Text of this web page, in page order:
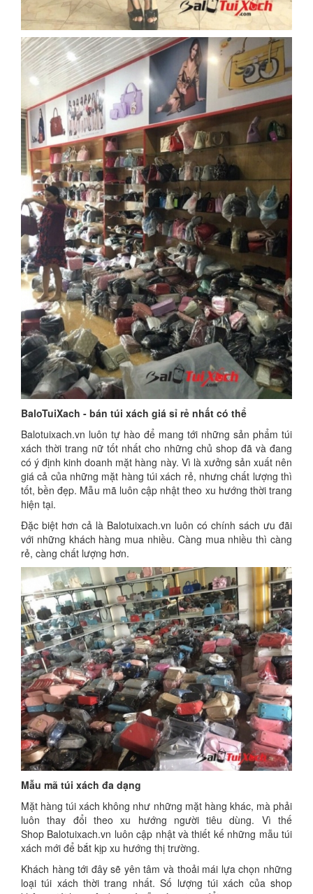
BaloTuiXach - bán túi xách giá sỉ rẻ nhất có thể
Balotuixach.vn luôn tự hào để mang tới những sản phẩm túi
xách thời trang nữ tốt nhất cho những chủ shop đã và đang
có ý định kinh doanh mặt hàng này. Vì là xưởng sản xuất nên
giá cả của những mặt hàng túi xách rẻ, nhưng chất lượng thì
tốt, bền đẹp. Mẫu mã luôn cập nhật theo xu hướng thời trang
hiện tại.
Đặc biệt hơn cả là Balotuixach.vn luôn có chính sách ưu đãi
với những khách hàng mua nhiều. Càng mua nhiều thì càng
rẻ, càng chất lượng hơn.
Mẫu mã túi xách đa dạng
Mặt hàng túi xách không như những mặt hàng khác, mà phải
luôn thay đổi theo xu hướng người tiêu dùng. Vì thế
Shop Balotuixach.vn luôn cập nhật và thiết kế những mẫu túi
xách mới để bắt kịp xu hướng thị trường.
Khách hàng tới đây sẽ yên tâm và thoải mái lựa chọn những
loại túi xách thời trang nhất. Số lượng túi xách của shop